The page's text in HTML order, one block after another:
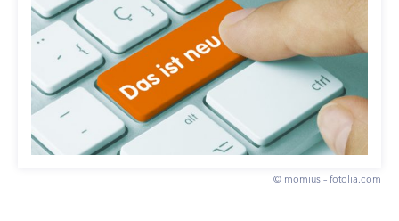
© momius – fotolia.com